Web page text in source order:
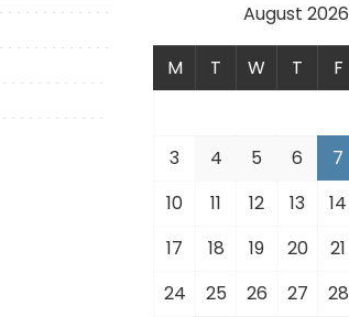
August 2026
M T W T F
3
4 5 6 7
10
11 12 13 14
17
18 19 20 21
24
25 26 27 28